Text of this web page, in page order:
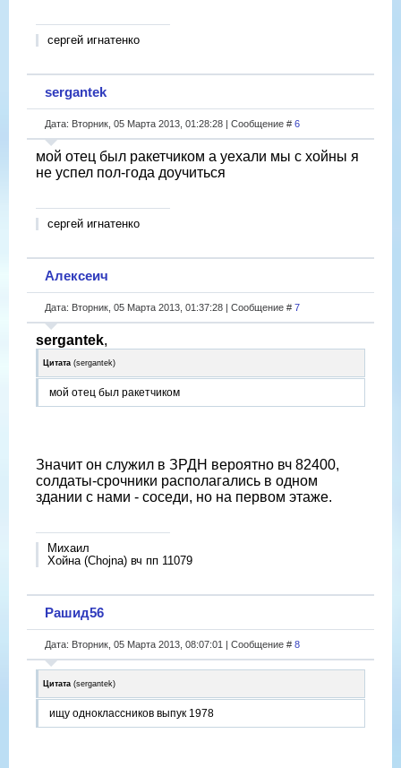
cергей игнатенко
sergantek
Дата: Вторник, 05 Марта 2013, 01:28:28 | Сообщение # 6
мой отец был ракетчиком а уехали мы с хойны я
не успел пол-года доучиться
cергей игнатенко
Алексеич
Дата: Вторник, 05 Марта 2013, 01:37:28 | Сообщение # 7
sergantek,
Цитата (sergantek)
мой отец был ракетчиком
Значит он служил в ЗРДН вероятно вч 82400,
солдаты-срочники располагались в одном
здании с нами - соседи, но на первом этаже.
Михаил
Хойна (Chojna) вч пп 11079
Рашид56
Дата: Вторник, 05 Марта 2013, 08:07:01 | Сообщение # 8
Цитата (sergantek)
ищу одноклассников выпук 1978